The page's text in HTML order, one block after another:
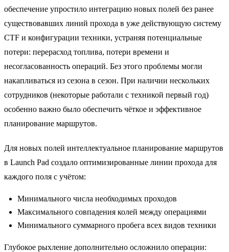
обеспечение упростило интеграцию новых полей без ранее
существовавших линий прохода в уже действующую систему
CTF и конфигурации техники, устраняя потенциальные
потери: перерасход топлива, потери времени и
несогласованность операций. Без этого проблемы могли
накапливаться из сезона в сезон. При наличии нескольких
сотрудников (некоторые работали с техникой первый год)
особенно важно было обеспечить чёткое и эффективное
планирование маршрутов.
Для новых полей интеллектуальное планирование маршрутов
в Launch Pad создало оптимизированные линии прохода для
каждого поля с учётом:
Минимального числа необходимых проходов
Максимального совпадения колей между операциями
Минимального суммарного пробега всех видов техники
Глубокое рыхление дополнительно осложнило операции: